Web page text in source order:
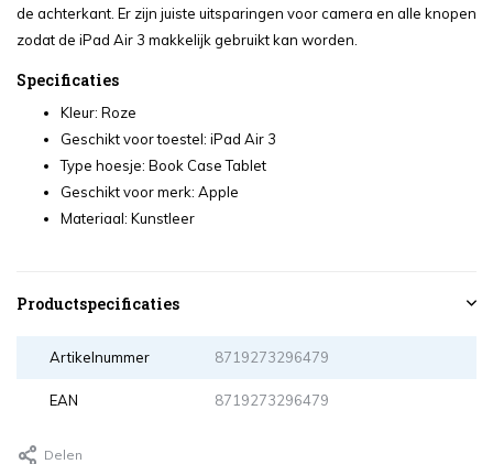
de achterkant. Er zijn juiste uitsparingen voor camera en alle knopen
zodat de iPad Air 3 makkelijk gebruikt kan worden.
Specificaties
Kleur: Roze
Geschikt voor toestel: iPad Air 3
Type hoesje: Book Case Tablet
Geschikt voor merk: Apple
Materiaal: Kunstleer
Productspecificaties
Artikelnummer 8719273296479
EAN 8719273296479
Delen